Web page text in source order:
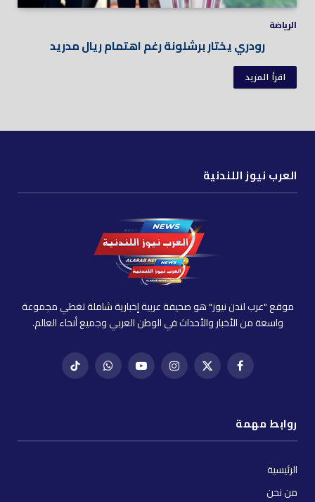
الرياضة
رودري يختار برشلونة رغم اهتمام ريال مدريد
اقرأ المزيد
العرب نيوز اللندنية
موقع "عرب لندن نيوز" هو صحيفة عربية إخبارية شاملة تغطي مجموعة
واسعة من الأخبار والأحداث في الوطن العربي وجميع أنحاء العالم.
فيسبوكX
إنستغراميوتيوب واتساب تيك
روابط مهمة
الرئيسية
من نحن